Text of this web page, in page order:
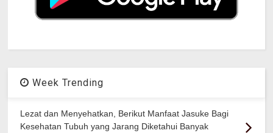
Week Trending
Lezat dan Menyehatkan, Berikut Manfaat Jasuke Bagi
Kesehatan Tubuh yang Jarang Diketahui Banyak